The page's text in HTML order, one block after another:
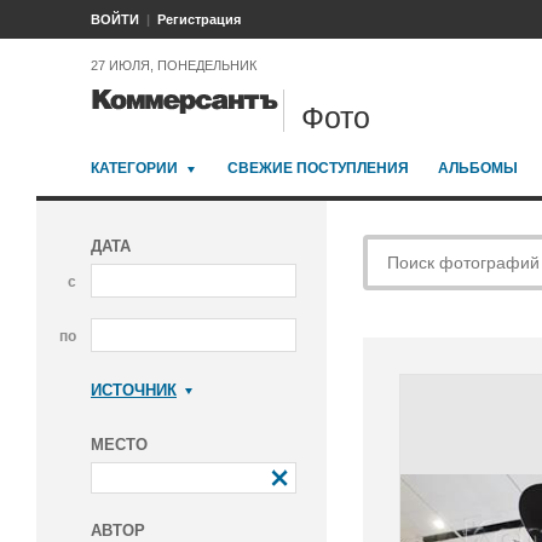
ВОЙТИ Регистрация
27 ИЮЛЯ, ПОНЕДЕЛЬНИК
Фото
КАТЕГОРИИ СВЕЖИЕ ПОСТУПЛЕНИЯ АЛЬБОМЫ
ДАТА
с
по
ИСТОЧНИК
МЕСТО
АВТОР